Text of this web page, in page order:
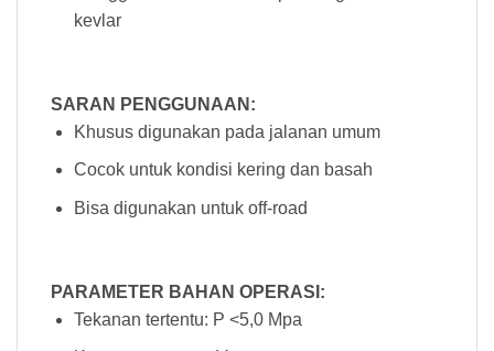
kevlar
SARAN PENGGUNAAN:
Khusus digunakan pada jalanan umum
Cocok untuk kondisi kering dan basah
Bisa digunakan untuk off-road
PARAMETER BAHAN OPERASI:
Tekanan tertentu: P <5,0 Mpa